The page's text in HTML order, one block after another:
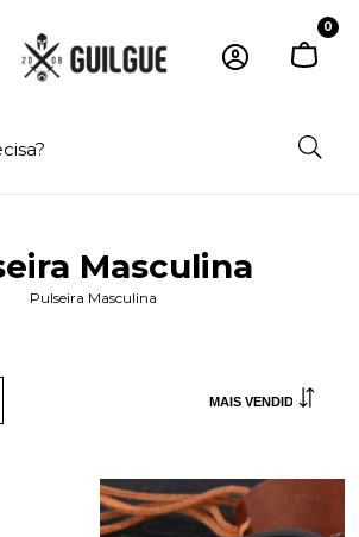
0
Masculina
Pulseira Masculina